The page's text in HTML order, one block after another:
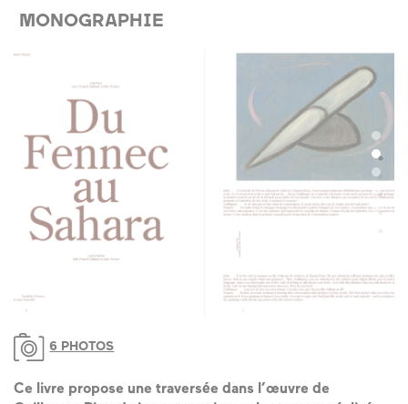
MONOGRAPHIE
6 PHOTOS
Ce livre propose une traversée dans l’œuvre de